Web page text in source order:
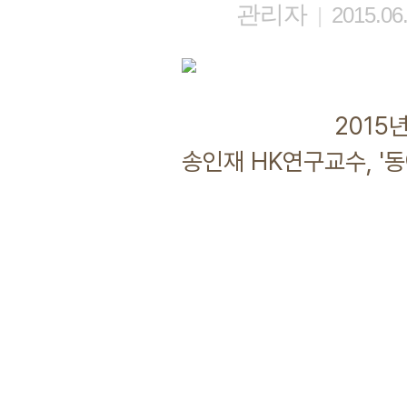
관리자 |
2015년 01월
송인재 HK연구교수, '